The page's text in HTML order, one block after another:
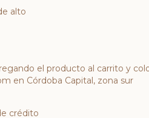
alto
el producto al carrito y
en Córdoba Capital, zona sur
crédito